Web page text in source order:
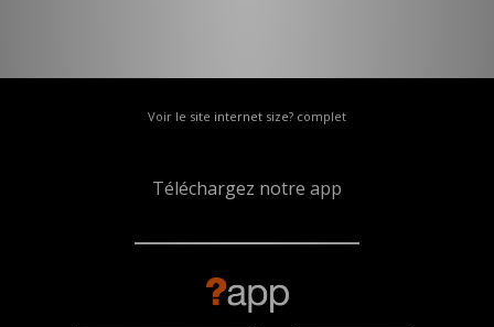
Voir le site internet size? complet
Téléchargez notre app